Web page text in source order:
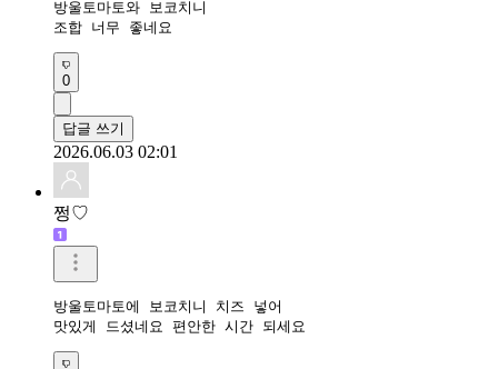
방울토마토와 보코치니
조합 너무 좋네요
0
답글 쓰기
2026.06.03 02:01
쩡♡
방울토마토에 보코치니 치즈 넣어
맛있게 드셨네요 편안한 시간 되세요